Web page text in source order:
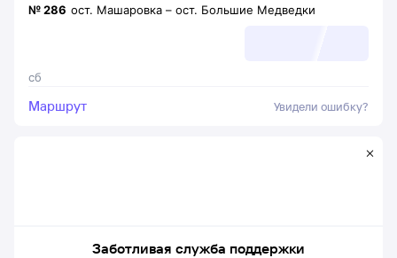
сб
№286 ост. Машаровка – ост. Большие Медведки
Маршрут Увидели ошибку?
Заботливая служба поддержки